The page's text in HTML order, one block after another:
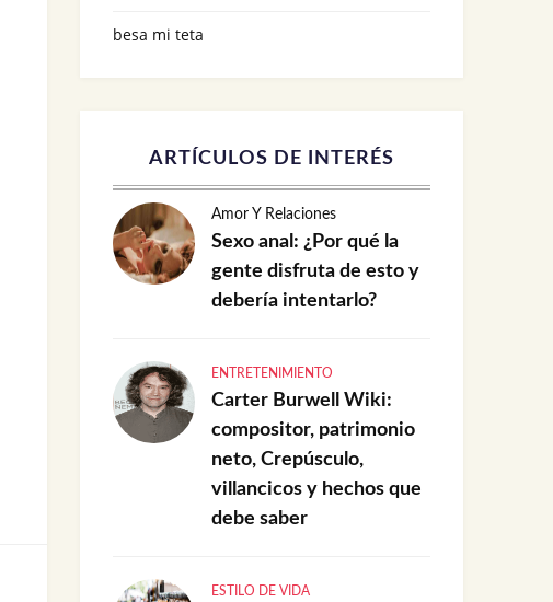
besa mi teta
ARTÍCULOS DE INTERÉS
Amor Y Relaciones
Sexo anal: ¿Por qué la
gente disfruta de esto y
debería intentarlo?
ENTRETENIMIENTO
Carter Burwell Wiki:
compositor, patrimonio
neto, Crepúsculo,
villancicos y hechos que
debe saber
ESTILO DE VIDA